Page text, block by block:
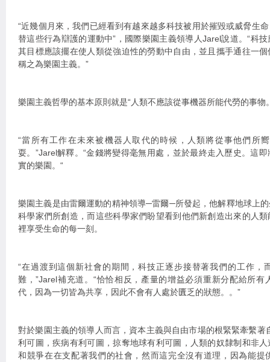
“近幾個月來，我們已經看到有越來越多科技被用於摧毀或威脅生
替這些行為辯護的運動中”，國際樂園主義領導人Jarel說道。“科
其目標應該擺在使人類從強迫性的勞動中自由，並且攜手通往一
稱之為樂園主義。”
樂園主義哲學的基本原則就是“人類不應該從事機器所能代勞的事物
“當所有工作在未來被機器人取代的時候，人類將從事他們所
耍。”Jarel解釋。“金錢將變得毫無用處，並於最終走入歷史。這
實的樂園。“
樂園主義是由雷爾運動的精神領導─雷爾─所發起，他解釋地球上
科學家們所創造，而這些科學家們盼望看到他們新創造出來的人
裡享受生命的每一刻。
“在過渡到這個新社會的期間，科技正逐步接替著我們的工作，
難，”Jarel補充道。“恰恰相反，產量的增益必須重新分配給所有
代，因為一切皆為共享，因此不會有人處於匱乏的狀態。。”
對於樂園主義的領導人而言，資本主義與自由市場的根緊緊牽繫著
利可圖，疾病有利可圖，掠奪地球有利可圖，人類的奴隸制和非
和競爭在在支配著我們的社會，然而這完全沒有道理，因為能提